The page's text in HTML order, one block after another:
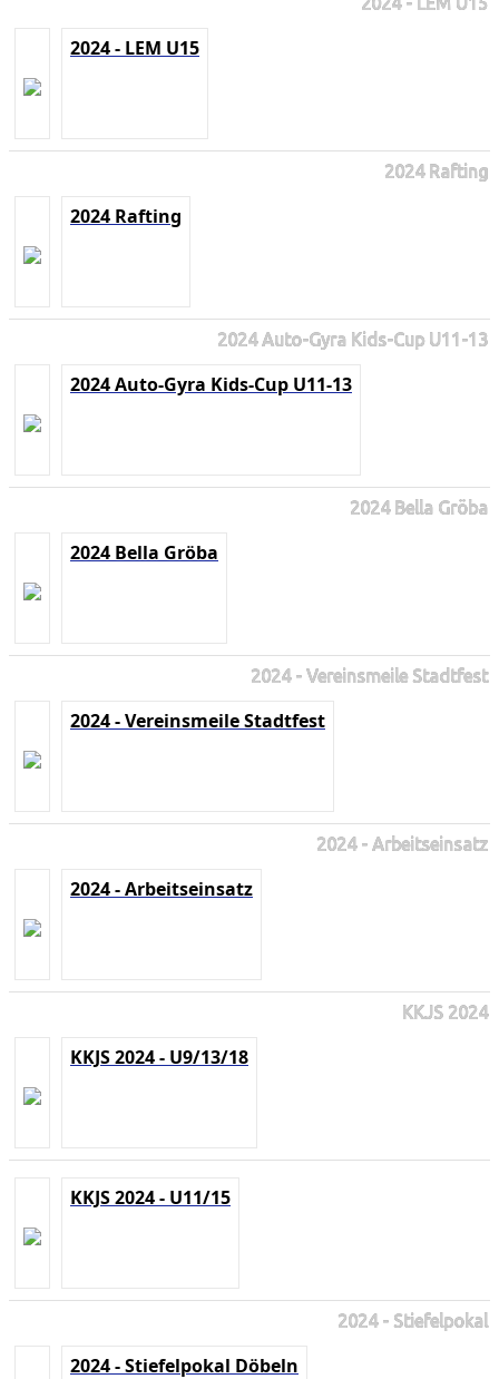
2024 - LEM U15
2024 Rafting
2024 Rafting
2024 Auto-Gyra Kids-Cup U11-13
2024 Auto-Gyra Kids-Cup U11-13
2024 Bella Gröba
2024 Bella Gröba
2024 - Vereinsmeile Stadtfest
2024 - Vereinsmeile Stadtfest
2024 - Arbeitseinsatz
2024 - Arbeitseinsatz
KKJS 2024
KKJS 2024 - U9/13/18
KKJS 2024 - U11/15
2024 - Stiefelpokal
2024 - Stiefelpokal Döbeln